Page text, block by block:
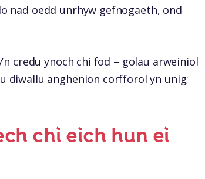
nad oedd unrhyw gefnogaeth, ond
credu ynoch chi fod – golau arweiniol
diwallu anghenion corfforol yn unig;
chi eich hun ei